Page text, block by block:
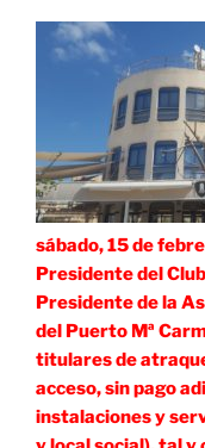
sábado, 15 de
Presidente del
Presidente de la
del Puerto Mª
titulares de
acceso, sin pago
instalaciones y